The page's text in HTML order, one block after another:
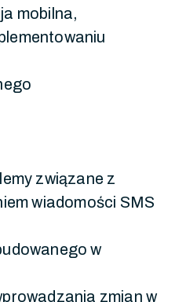
mobilna,
związane z
wiadomości SMS
w
zmian w